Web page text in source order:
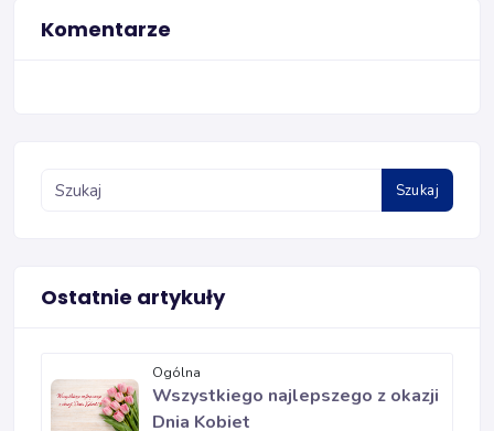
Komentarze
Szukaj
Ostatnie artykuły
Ogólna
Wszystkiego najlepszego z okazji
Dnia Kobiet